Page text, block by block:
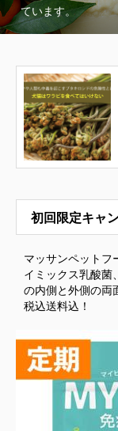
ています。
初回限定キャ
マッサンペットフ
イミックス乳酸菌
の内側と外側の両
税込送料込！